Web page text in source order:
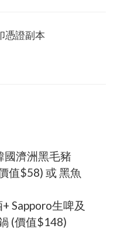
憑證副本
國濟洲黑毛豬
值$58) 或 黑魚
Sapporo生啤及
(價值$148)